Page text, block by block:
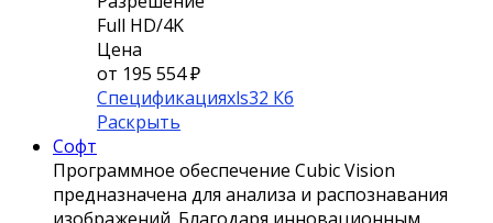
Full HD/4K
Цена
от 195 554 ₽
Спецификацияxls32 Кб
Раскрыть
Софт
Программное обеспечение Сubic Vision
предназначена для анализа и распознавания